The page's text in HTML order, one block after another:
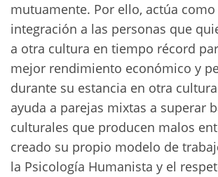
mutuamente. Por ello, actúa
integración a las personas que
a otra cultura en tiempo récord
mejor rendimiento económico y
durante su estancia en otra
ayuda a parejas mixtas a superar
culturales que producen malos
creado su propio modelo de
la Psicología Humanista y el